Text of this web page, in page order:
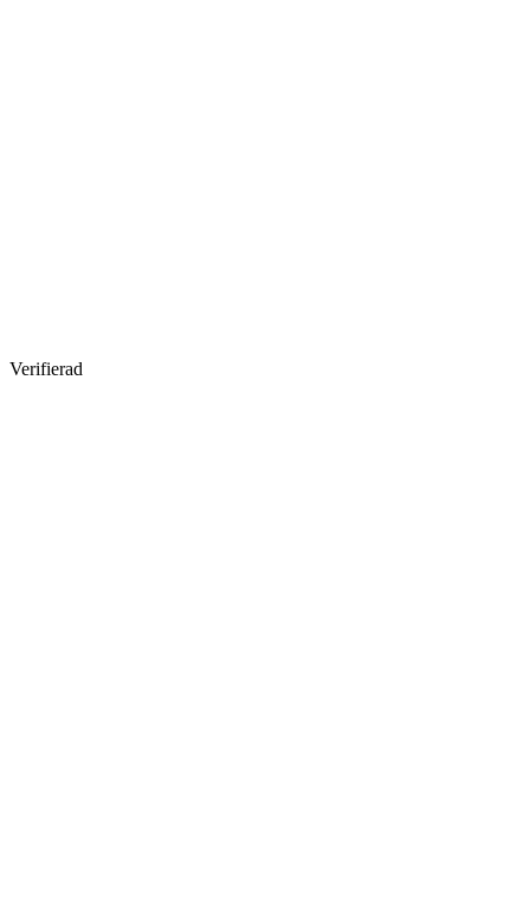
Verifierad